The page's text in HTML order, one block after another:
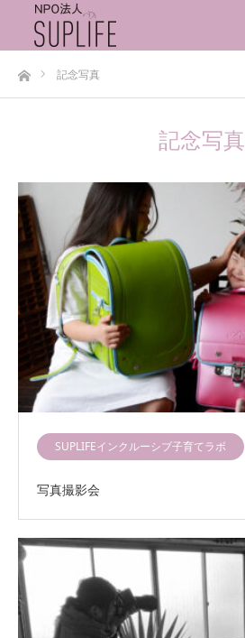
ホーム記念写真
記念写真
SUPLIFEインクルーシブ子育てラボ
写真撮影会